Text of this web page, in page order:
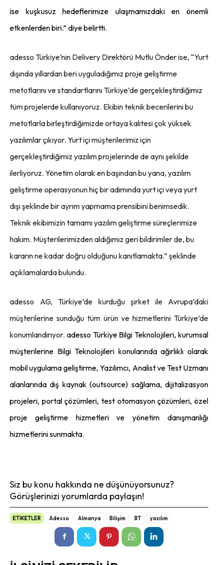
ise kuşkusuz hedeflerimize ulaşmamızdaki en önemli
etkenlerden biri.” diye belirtti.
adesso Türkiye’nin Delivery Direktörü Mutlu Önder ise, “Yurt
dışında yıllardan beri uyguladığımız proje geliştirme
metotlarını ve standartlarını Türkiye’de gerçekleştirdiğimiz
tüm projelerde kullanıyoruz. Ekibin teknik becerilerini bu
metotlarla birleştirdiğimizde ortaya kalitesi çok yüksek
yazılımlar çıkıyor. Yurt içi müşterilerimiz için
gerçekleştirdiğimiz yazılım projelerinde de aynı şekilde
ilerliyoruz. Yönetim olarak en başından bu yana, yazılım
geliştirme operasyonun hiç bir adımında yurt içi veya yurt
dışı şeklinde bir ayrım yapmama prensibini benimsedik.
Teknik ekibimizin tamamı yazılım geliştirme süreçlerimize
hakim. Müşterilerimizden aldığımız geri bildirimler de, bu
kararın ne kadar doğru olduğunu kanıtlamakta.” şeklinde
açıklamalarda bulundu.
adesso AG, Türkiye’de kurduğu şirket ile Avrupa’daki
müşterilerine sunduğu tüm ürün ve hizmetlerini Türkiye’de
konumlandırıyor. adesso Türkiye Bilgi Teknolojileri, kurumsal
müşterilerine Bilgi Teknolojileri konularında ağırlıklı olarak
mobil uygulama geliştirme, Yazılımcı, Analist ve Test Uzmanı
alanlarında dış kaynak (outsource) sağlama, dijitalizasyon
projeleri, portal çözümleri, test otomasyon çözümleri, özel
proje geliştirme hizmetleri ve yönetim danışmanlığı
hizmetlerini sunmakta.
Siz bu konu hakkında ne düşünüyorsunuz?
Görüşlerinizi yorumlarda paylaşın!
ETİKETLER Adesso Almanya Bilişim BT yazılım